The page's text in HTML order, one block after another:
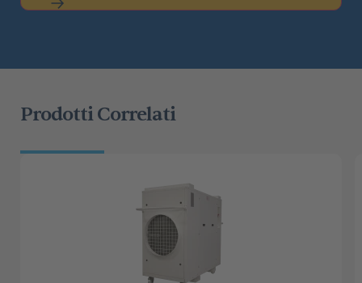
Prodotti Correlati